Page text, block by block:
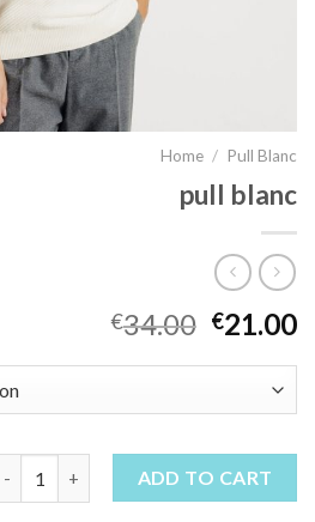
Home / Pull Blanc
pull blanc
€34.00 €21.00
pull blanc quantityADD TO CART